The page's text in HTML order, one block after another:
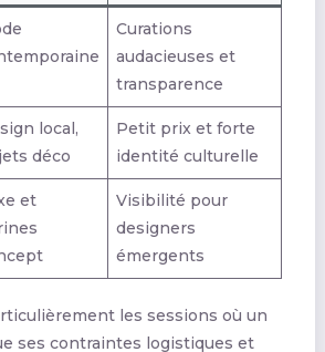
Curations
audacieuses et
transparence
local,
déco
Petit prix et forte
identité culturelle
et
Visibilité pour
designers
émergents
les sessions où un
ses contraintes logistiques et